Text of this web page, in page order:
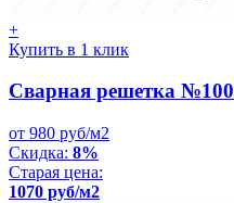
+
Купить в 1 клик
Сварная решетка №100
от 980 руб/м2
Скидка: 8%
Старая цена:
1070 руб/м2